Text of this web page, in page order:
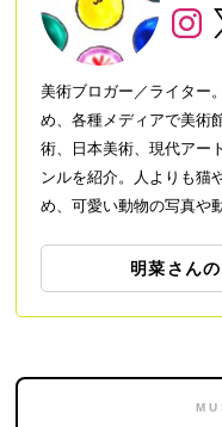
美術ブロガー／ライター
め、各種メディアで美術
術、日本美術、現代アー
ンルを紹介。人よりも猫
め、可愛い動物の写真や
明菜さん